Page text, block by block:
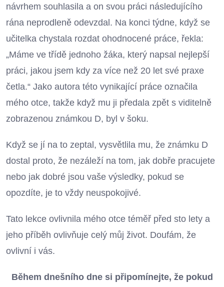
návrhem souhlasila a on svou práci následujícího
rána neprodleně odevzdal. Na konci týdne, když se
učitelka chystala rozdat ohodnocené práce, řekla:
„Máme ve třídě jednoho žáka, který napsal nejlepší
práci, jakou jsem kdy za více než 20 let své praxe
četla.“ Jako autora této vynikající práce označila
mého otce, takže když mu ji předala zpět s viditelně
zobrazenou známkou D, byl v šoku.
Když se jí na to zeptal, vysvětlila mu, že známku D
dostal proto, že nezáleží na tom, jak dobře pracujete
nebo jak dobré jsou vaše výsledky, pokud se
opozdíte, je to vždy neuspokojivé.
Tato lekce ovlivnila mého otce téměř před sto lety a
jeho příběh ovlivňuje celý můj život. Doufám, že
ovlivní i vás.
Během dnešního dne si připomínejte, že pokud